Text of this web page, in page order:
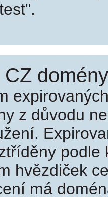
CZ
z důvodu
podle
hvězdiček
má